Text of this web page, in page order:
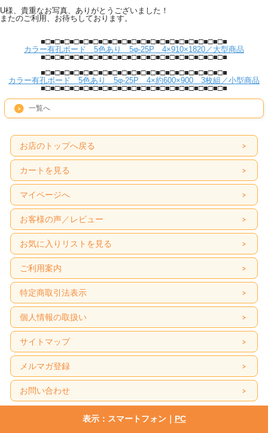
U様、貴重なお写真、ありがとうございました！
またのご利用、お待ちしております。
■□■□■□■□■□■□■□■□■□■□■□■□■□■□■□■□■□■□■□■
カラー有孔ボード 5色あり 5φ-25P 4×910×1820／大型商品
■□■□■□■□■□■□■□■□■□■□■□■□■□■□■□■□■□■□■□■
■□■□■□■□■□■□■□■□■□■□■□■□■□■□■□■□■□■□■□■
カラー有孔ボード 5色あり 5φ-25P 4×約600×900 3枚組／小型商品
■□■□■□■□■□■□■□■□■□■□■□■□■□■□■□■□■□■□■□■
一覧へ
お店のトップへ戻る
カートを見る
マイページへ
お客様の声／レビュー
お気に入りリストを見る
ご利用案内
特定商取引法表示
個人情報の取扱い
サイトマップ
メルマガ登録
お問い合わせ
表示：スマートフォン｜ PC